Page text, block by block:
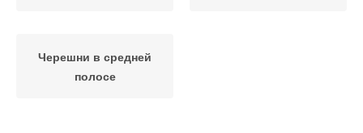
Черешни в средней
полосе